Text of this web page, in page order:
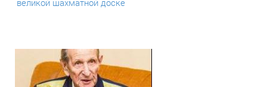
великой шахматной доске